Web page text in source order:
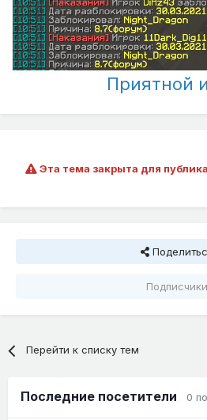
Приятной
Эта тема закрыта для
Подписчики
Перейти к списку тем
Последние посетители 0